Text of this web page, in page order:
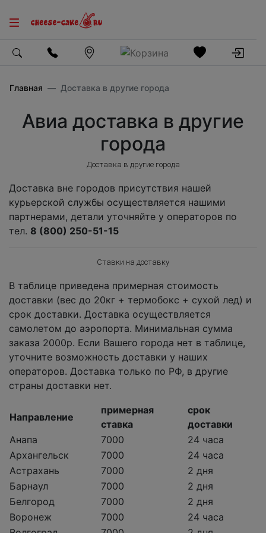
Главная Доставка в другие города
Авиа доставка в другие
города
Доставка в другие города
Доставка вне городов присутствия нашей
курьерской службы осуществляется нашими
партнерами, детали уточняйте у операторов по
тел. 8 (800) 250-51-15
Cтавки на доставку
В таблице приведена примерная стоимость
доставки (вес до 20кг + термобокс + сухой лед) и
срок доставки. Доставка осуществляется
самолетом до аэропорта. Минимальная сумма
заказа 2000р. Если Вашего города нет в таблице,
уточните возможность доставки у наших
операторов. Доставка только по РФ, в другие
страны доставки нет.
Направление
примерная
ставка
срок
доставки
Анапа
7000
24 часа
Архангельск
7000
24 часа
Астрахань
7000
2 дня
Барнаул
7000
2 дня
Белгород
7000
2 дня
Воронеж
7000
24 часа